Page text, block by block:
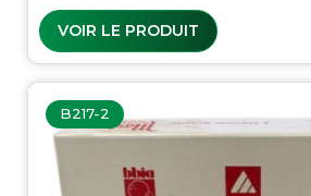
VOIR LE PRODUIT
B217-2